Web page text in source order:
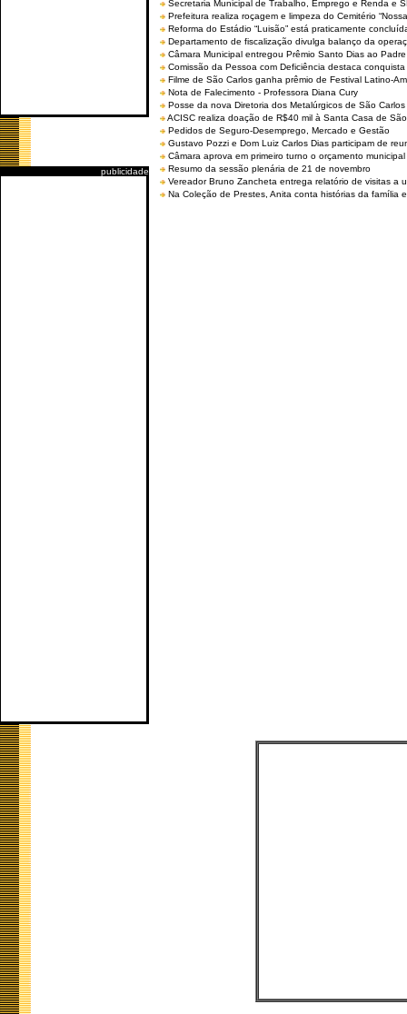
publicidade
Secretaria Municipal de Trabalho, Emprego e Renda e
Prefeitura realiza roçagem e limpeza do Cemitério
Reforma do Estádio “Luisão” está praticamente
Departamento de fiscalização divulga balanço da
Câmara Municipal entregou Prêmio Santo Dias ao
Comissão da Pessoa com Deficiência destaca
Filme de São Carlos ganha prêmio de Festival Latino-
Nota de Falecimento - Professora Diana Cury
Posse da nova Diretoria dos Metalúrgicos de São
ACISC realiza doação de R$40 mil à Santa Casa de
Pedidos de Seguro-Desemprego, Mercado e Gestão
Gustavo Pozzi e Dom Luiz Carlos Dias participam de
Câmara aprova em primeiro turno o orçamento
Resumo da sessão plenária de 21 de novembro
Vereador Bruno Zancheta entrega relatório de visitas a
Na Coleção de Prestes, Anita conta histórias da família